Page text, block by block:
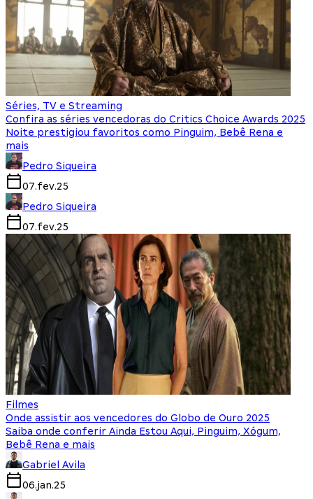
Séries, TV e Streaming
Confira as séries vencedoras do Critics Choice Awards 2025
Noite prestigiou favoritos como Pinguim, Bebê Rena e
mais
Pedro Siqueira
07.fev.25
Pedro Siqueira
07.fev.25
Filmes
Onde assistir aos vencedores do Globo de Ouro 2025
Saiba onde conferir Ainda Estou Aqui, Pinguim, Xógum,
Bebê Rena e mais
Gabriel Avila
06.jan.25